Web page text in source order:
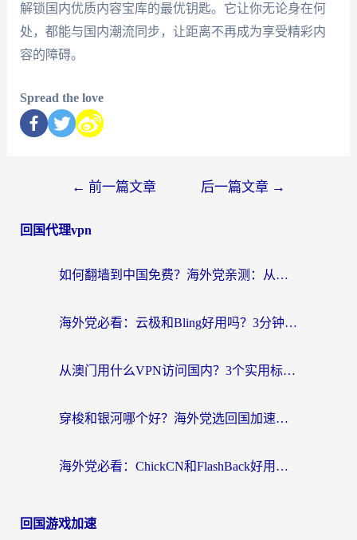
解锁国内优质内容宝库的最优钥匙。它让你无论身在何
处，都能与国内潮流同步，让距离不再成为享受精彩内
容的障碍。
Spread the love
← 前一篇文章 后一篇文章 →
回国代理vpn
如何翻墙到中国免费？海外党亲测：从踩坑到选对加速器的全攻略
海外党必看：云极和Bling好用吗？3分钟教你选对回国加速器
从澳门用什么VPN访问国内？3个实用标准帮你避开坑，无缝刷剧听歌
穿梭和银河哪个好？海外党选回国加速器的避坑指南，附番茄加速器实测体验
海外党必看：ChickCN和FlashBack好用吗？3招教你选对回国加速器（附云极、HomeCN、斧牛vs艾果对比）
回国游戏加速